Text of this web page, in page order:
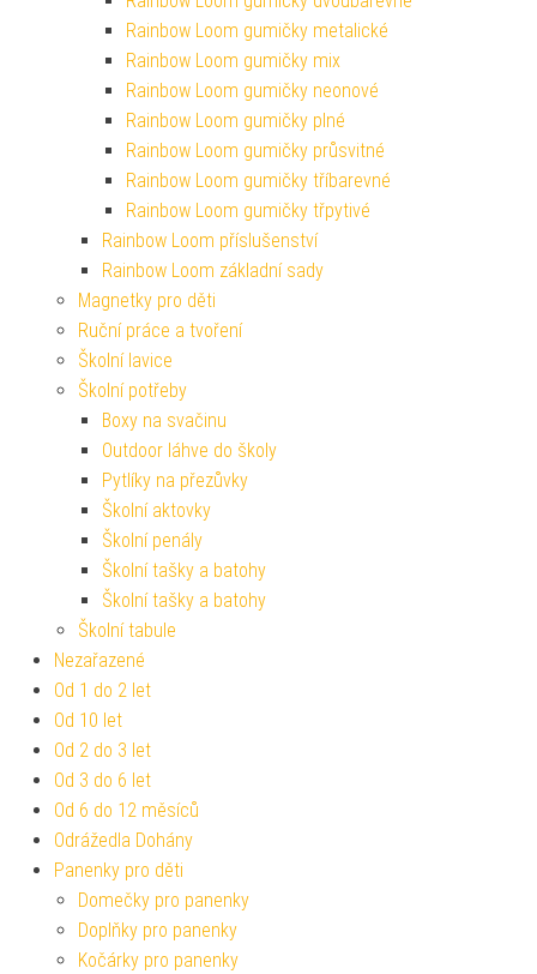
Rainbow Loom gumičky metalické
Rainbow Loom gumičky mix
Rainbow Loom gumičky neonové
Rainbow Loom gumičky plné
Rainbow Loom gumičky průsvitné
Rainbow Loom gumičky tříbarevné
Rainbow Loom gumičky třpytivé
Rainbow Loom příslušenství
Rainbow Loom základní sady
Magnetky pro děti
Ruční práce a tvoření
Školní lavice
Školní potřeby
Boxy na svačinu
Outdoor láhve do školy
Pytlíky na přezůvky
Školní aktovky
Školní penály
Školní tašky a batohy
Školní tašky a batohy
Školní tabule
Nezařazené
Od 1 do 2 let
Od 10 let
Od 2 do 3 let
Od 3 do 6 let
Od 6 do 12 měsíců
Odrážedla Dohány
Panenky pro děti
Domečky pro panenky
Doplňky pro panenky
Kočárky pro panenky